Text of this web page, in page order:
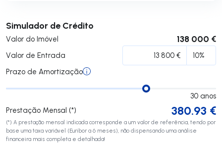
Simulador de Crédito
Valor do Imóvel 138 000 €
Valor de Entrada
Prazo de Amortização
30 anos
Prestação Mensal (*)
380.93 €
(*) A prestação mensal indicada corresponde a um valor de referência, tendo por
base uma taxa variável (Euribor a 6 meses), não dispensando uma análise
financeira mais completa e detalhada!
Submeter